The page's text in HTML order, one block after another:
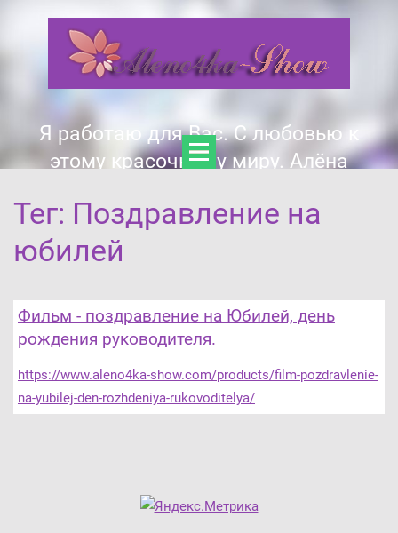
Я работаю для Вас. С любовью к
этому красочному миру. Алёна
Тег: Поздравление на
юбилей
Фильм - поздравление на Юбилей, день
рождения руководителя.
https://www.aleno4ka-show.com/products/film-pozdravlenie-
na-yubilej-den-rozhdeniya-rukovoditelya/